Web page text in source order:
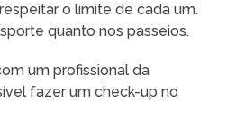
o limite de cada um.
quanto nos passeios.
um profissional da
fazer um check-up no